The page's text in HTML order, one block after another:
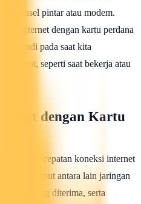
ponsel pintar atau modem.
internet dengan kartu perdana
terjadi pada saat kita
cepat, seperti saat bekerja atau
dengan Kartu
kecepatan koneksi internet
tersebut antara lain jaringan
sinyal yang diterima, serta